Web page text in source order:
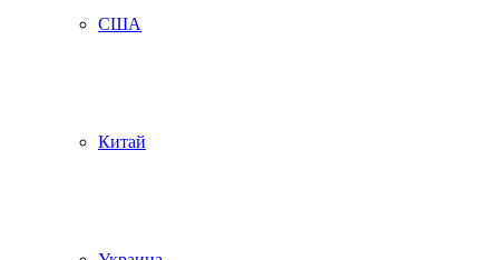
США
Китай